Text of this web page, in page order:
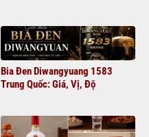
Bia Đen Diwangyuang 1583
Trung Quốc: Giá, Vị, Độ